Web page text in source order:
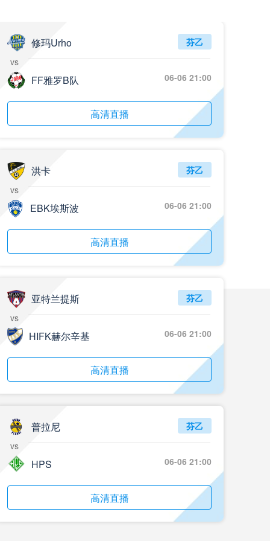
修玛Urho
vs
FF雅罗B队
芬乙
06-06 21:00
高清直播
洪卡
vs
EBK埃斯波
芬乙
06-06 21:00
高清直播
亚特兰提斯
vs
HIFK赫尔辛基
芬乙
06-06 21:00
高清直播
普拉尼
vs
HPS
芬乙
06-06 21:00
高清直播